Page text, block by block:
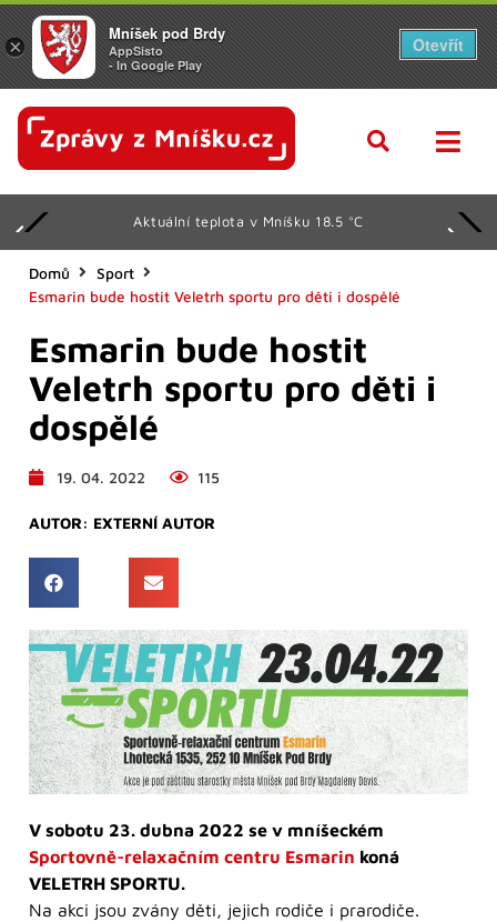
Aktuální teplota v Mníšku 18.5 °C
Domů
Sport
Esmarin bude hostit Veletrh sportu pro děti i dospělé
Esmarin bude hostit
Veletrh sportu pro děti i
dospělé
19. 04. 2022 115
AUTOR: EXTERNÍ AUTOR
V sobotu 23. dubna 2022 se v mníšeckém
Sportovně-relaxačním centru Esmarin koná
VELETRH SPORTU.
Na akci jsou zvány děti, jejich rodiče i prarodiče.
×
Mníšek pod Brdy
AppSisto
- In Google Play
Otevřít